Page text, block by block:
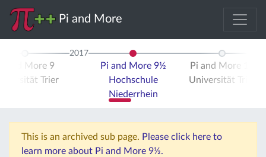
Pi and More
and More 9
Trier
2017
Pi and More 9½
Hochschule
Niederrhein
Pi and More 10
Universität Trier
This is an archived sub page. Please click here to
learn more about Pi and More 9½.